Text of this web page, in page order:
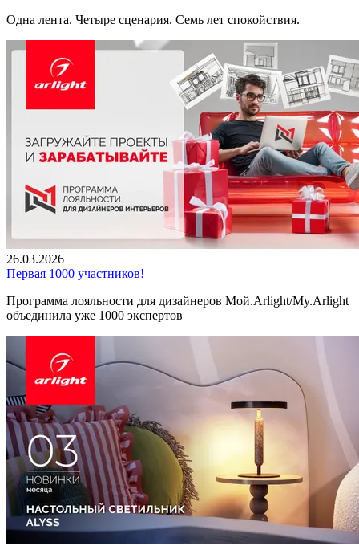
Одна лента. Четыре сценария. Семь лет спокойствия.
26.03.2026
Первая 1000 участников!
Программа лояльности для дизайнеров Мой.Arlight/My.Arlight
объединила уже 1000 экспертов